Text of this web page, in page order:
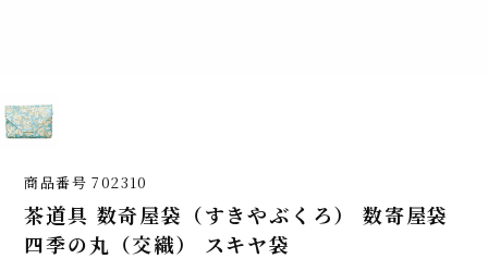
商品番号 702310
茶道具 数奇屋袋（すきやぶくろ） 数寄屋袋
四季の丸（交織） スキヤ袋